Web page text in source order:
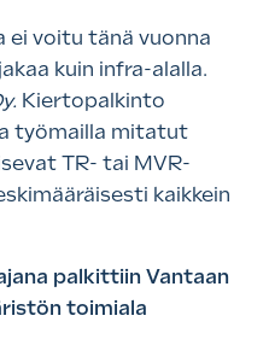
ei voitu tänä vuonna
kuin infra-alalla.
Kiertopalkinto
työmailla mitatut
TR- tai MVR-
kaikkein
palkittiin Vantaan
toimiala